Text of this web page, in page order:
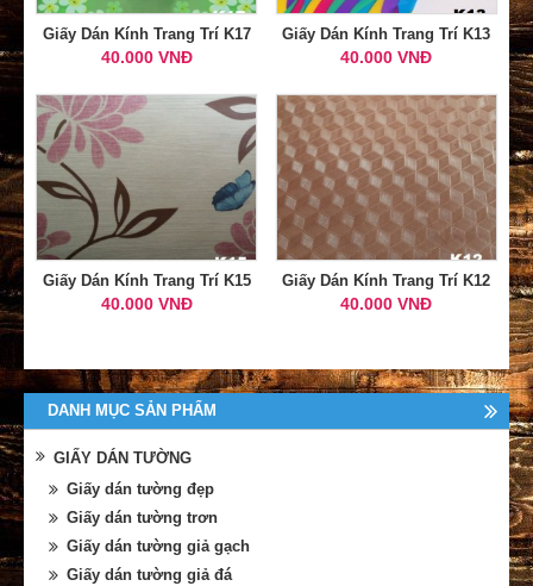
Giấy Dán Kính Trang Trí K17
40.000 VNĐ
Giấy Dán Kính Trang Trí K13
40.000 VNĐ
Giấy Dán Kính Trang Trí K15
40.000 VNĐ
Giấy Dán Kính Trang Trí K12
40.000 VNĐ
DANH MỤC SẢN PHẨM
GIẤY DÁN TƯỜNG
Giấy dán tường đẹp
Giấy dán tường trơn
Giấy dán tường giả gạch
Giấy dán tường giả đá